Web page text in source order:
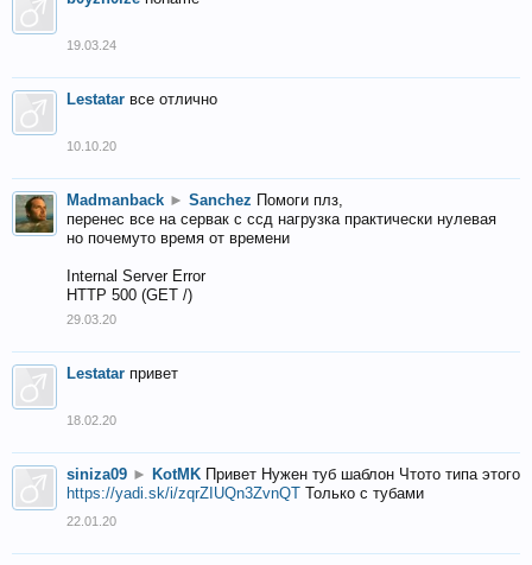
19.03.24
Lestatar все отлично
10.10.20
Madmanback ► Sanchez Помоги плз,
перенес все на сервак с ссд нагрузка практически нулевая
но почемуто время от времени
Internal Server Error
HTTP 500 (GET /)
29.03.20
Lestatar привет
18.02.20
siniza09 ► KotMK Привет Нужен туб шаблон Чтото типа этого
https://yadi.sk/i/zqrZIUQn3ZvnQT Только с тубами
22.01.20